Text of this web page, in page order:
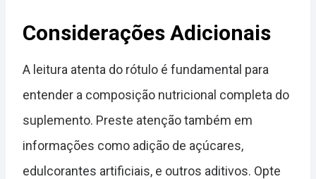
Considerações Adicionais
A leitura atenta do rótulo é fundamental para
entender a composição nutricional completa do
suplemento. Preste atenção também em
informações como adição de açúcares,
edulcorantes artificiais, e outros aditivos. Opte